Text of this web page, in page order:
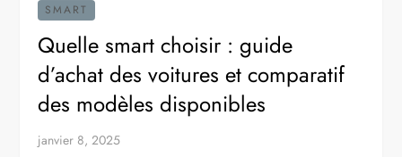
SMART
Quelle smart choisir : guide
d’achat des voitures et comparatif
des modèles disponibles
janvier 8, 2025